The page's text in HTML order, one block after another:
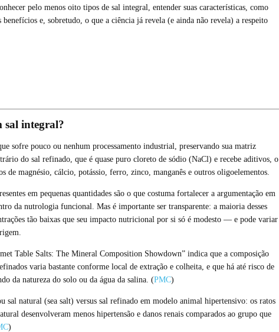
pelo menos oito tipos de sal integral, entender suas características, como
e, sobretudo, o que a ciência já revela (e ainda não revela) a respeito
sal integral?
sofre pouco ou nenhum processamento industrial, preservando sua matriz
do sal refinado, que é quase puro cloreto de sódio (NaCl) e recebe aditivos, o
de magnésio, cálcio, potássio, ferro, zinco, manganês e outros oligoelementos.
em pequenas quantidades são o que costuma fortalecer a argumentação em
da nutrologia funcional. Mas é importante ser transparente: a maioria desses
tão baixas que seu impacto nutricional por si só é modesto — e pode variar
Table Salts: The Mineral Composition Showdown” indica que a composição
varia bastante conforme local de extração e colheita, e que há até risco de
da natureza do solo ou da água da salina. (PMC)
sal natural (sea salt) versus sal refinado em modelo animal hipertensivo: os ratos
desenvolveram menos hipertensão e danos renais comparados ao grupo que
)